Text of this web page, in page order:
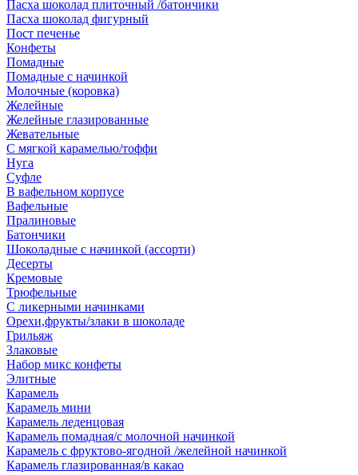
Пасха шоколад плиточный /батончики
Пасха шоколад фигурный
Пост печенье
Конфеты
Помадные
Помадные с начинкой
Молочные (коровка)
Желейные
Желейные глазированные
Жевательные
С мягкой карамелью/тоффи
Нуга
Суфле
В вафельном корпусе
Вафельные
Пралиновые
Батончики
Шоколадные с начинкой (ассорти)
Десерты
Кремовые
Трюфельные
С ликерными начинками
Орехи,фрукты/злаки в шоколаде
Грильяж
Злаковые
Набор микс конфеты
Элитные
Карамель
Карамель мини
Карамель леденцовая
Карамель помадная/с молочной начинкой
Карамель с фруктово-ягодной /желейной начинкой
Карамель глазированная/в какао